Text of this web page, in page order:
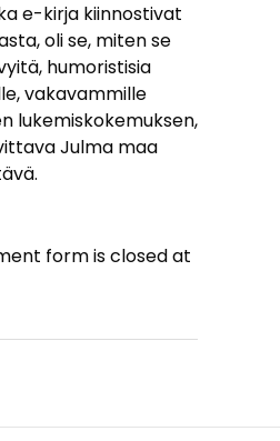
e-kirja kiinnostivat
oli se, miten se
humoristisia
vakavammille
lukemiskokemuksen,
Julma maa
form is closed at